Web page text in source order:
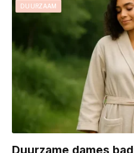
DUURZAAM
Duurzame dames